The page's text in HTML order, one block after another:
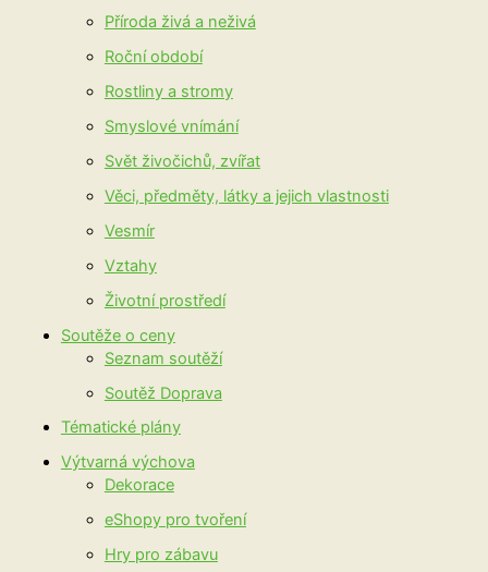
Příroda živá a neživá
Roční období
Rostliny a stromy
Smyslové vnímání
Svět živočichů, zvířat
Věci, předměty, látky a jejich vlastnosti
Vesmír
Vztahy
Životní prostředí
Soutěže o ceny
Seznam soutěží
Soutěž Doprava
Tématické plány
Výtvarná výchova
Dekorace
eShopy pro tvoření
Hry pro zábavu